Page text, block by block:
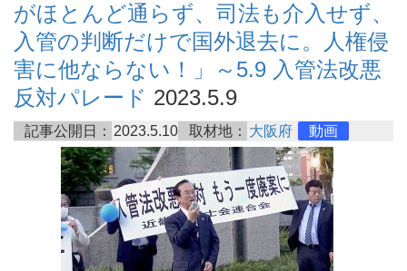
がほとんど通らず、司法も介入せず、
入管の判断だけで国外退去に。人権侵
害に他ならない！」～5.9 入管法改悪
反対パレード 2023.5.9
記事公開日： 2023.5.10 取材地： 大阪府 動画